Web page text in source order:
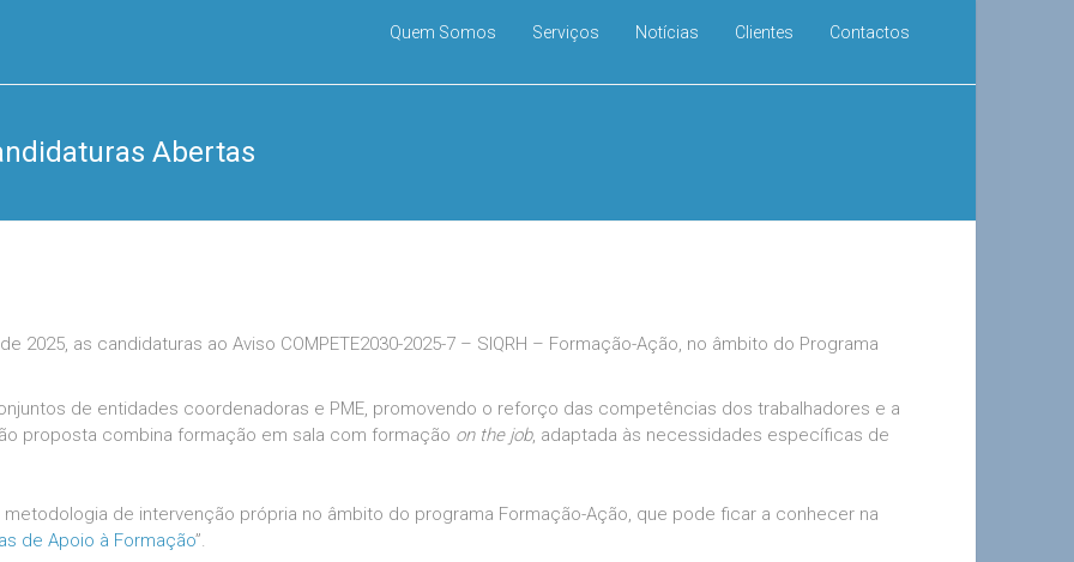
Quem Somos Serviços Notícias Clientes Contactos
Abertas
2025, as candidaturas ao Aviso COMPETE2030-2025-7 – SIQRH – Formação-Ação, no âmbito do Programa
de entidades coordenadoras e PME, promovendo o reforço das competências dos trabalhadores e a
proposta combina formação em sala com formação on the job, adaptada às necessidades específicas de
metodologia de intervenção própria no âmbito do programa Formação-Ação, que pode ficar a conhecer na
de Apoio à Formação”.